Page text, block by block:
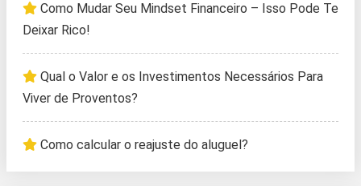
Como Mudar Seu Mindset Financeiro – Isso Pode Te
Deixar Rico!
Qual o Valor e os Investimentos Necessários Para
Viver de Proventos?
Como calcular o reajuste do aluguel?